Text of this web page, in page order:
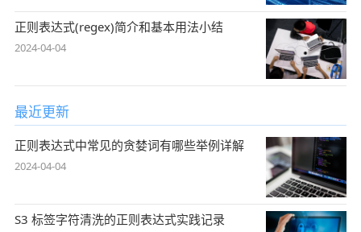
正则表达式(regex)简介和基本用法小结
2024-04-04
最近更新
正则表达式中常见的贪婪词有哪些举例详解
2024-04-04
S3 标签字符清洗的正则表达式实践记录